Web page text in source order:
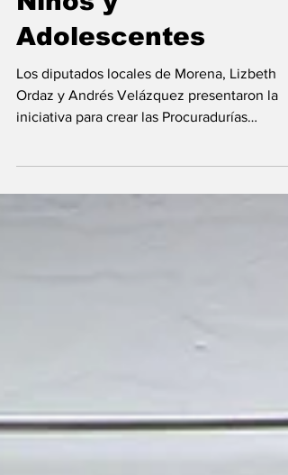
Municipales de
Protección de
Niños y
Adolescentes
Los diputados locales de Morena, Lizbeth